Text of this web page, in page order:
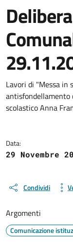
Dettagli
Lavori di "Messa in
scolastico Anna
Data:
29 Novembre
Condividi
Argomenti
Comunicazione